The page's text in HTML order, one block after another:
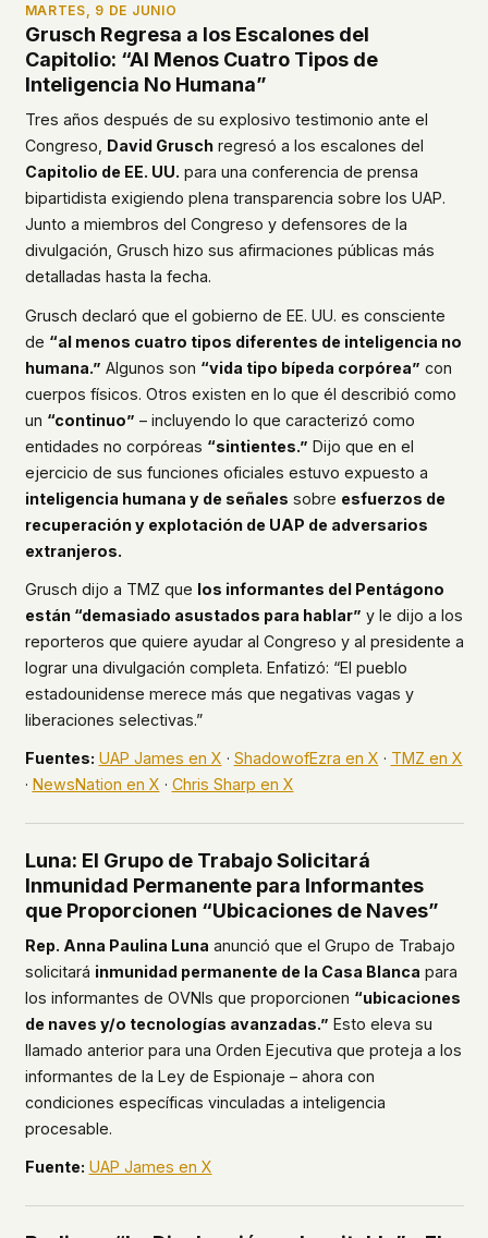
MARTES, 9 DE JUNIO
Grusch Regresa a los Escalones del
Capitolio: “Al Menos Cuatro Tipos de
Inteligencia No Humana”
Tres años después de su explosivo testimonio ante el
Congreso, David Gruschregresó a los escalones del
Capitolio de EE. UU. para una conferencia de prensa
bipartidista exigiendo plena transparencia sobre los UAP.
Junto a miembros del Congreso y defensores de la
divulgación, Grusch hizo sus afirmaciones públicas más
detalladas hasta la fecha.
Grusch declaró que el gobierno de EE. UU. es consciente
de “al menos cuatro tipos diferentes de inteligencia no
humana.” Algunos son “vida tipo bípeda corpórea” con
cuerpos físicos. Otros existen en lo que él describió como
un “continuo” – incluyendo lo que caracterizó como
entidades no corpóreas “sintientes.” Dijo que en el
ejercicio de sus funciones oficiales estuvo expuesto a
inteligencia humana y de señales sobre esfuerzos de
recuperación y explotación de UAP de adversarios
extranjeros.
Grusch dijo a TMZ que los informantes del Pentágono
están “demasiado asustados para hablar” y le dijo a los
reporteros que quiere ayudar al Congreso y al presidente a
lograr una divulgación completa. Enfatizó: “El pueblo
estadounidense merece más que negativas vagas y
liberaciones selectivas.”
Fuentes: UAP James en X · ShadowofEzra en X · TMZ en X
· NewsNation en X · Chris Sharp en X
Luna: El Grupo de Trabajo Solicitará
Inmunidad Permanente para Informantes
que Proporcionen “Ubicaciones de Naves”
Rep. Anna Paulina Luna anunció que el Grupo de Trabajo
solicitará inmunidad permanente de la Casa Blanca para
los informantes de OVNIs que proporcionen “ubicaciones
de naves y/o tecnologías avanzadas.” Esto eleva su
llamado anterior para una Orden Ejecutiva que proteja a los
informantes de la Ley de Espionaje – ahora con
condiciones específicas vinculadas a inteligencia
procesable.
Fuente: UAP James en X